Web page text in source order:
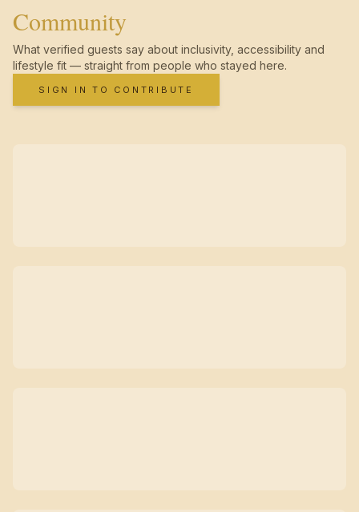
Community
What verified guests say about inclusivity, accessibility and
lifestyle fit — straight from people who stayed here.
SIGN IN TO CONTRIBUTE